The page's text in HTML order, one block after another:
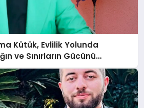
Kütük, Evlilik Yolunda
ve Sınırların Gücünü